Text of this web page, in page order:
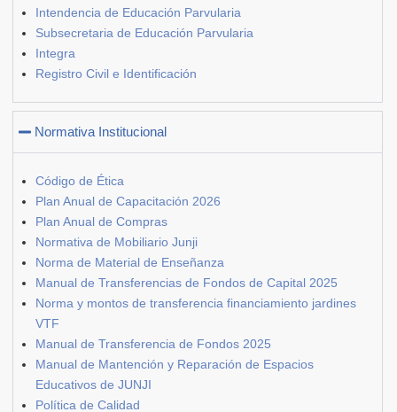
Intendencia de Educación Parvularia
Subsecretaria de Educación Parvularia
Integra
Registro Civil e Identificación
Normativa Institucional
Código de Ética
Plan Anual de Capacitación 2026
Plan Anual de Compras
Normativa de Mobiliario Junji
Norma de Material de Enseñanza
Manual de Transferencias de Fondos de Capital 2025
Norma y montos de transferencia financiamiento jardines
VTF
Manual de Transferencia de Fondos 2025
Manual de Mantención y Reparación de Espacios
Educativos de JUNJI
Política de Calidad